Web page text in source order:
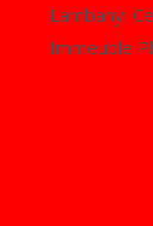
Lambanyi
Immeuble